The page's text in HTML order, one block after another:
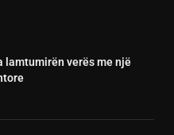
lamtumirën verës me një